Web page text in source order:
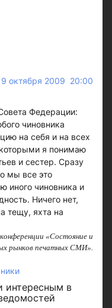
октября 2009 20:00
Федерации:
чиновника
на себя и на всех
я понимаю
и сестер. Сразу
мы все это
иного чиновника и
Ничего нет,
тещу, яхта на
«Состояние и
рынков печатных СМИ».
интересным в